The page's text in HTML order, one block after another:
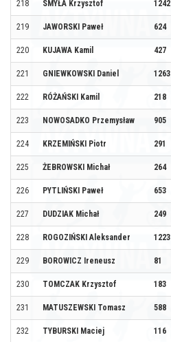
218 SMYŁA Krzysztof 1242
219 JAWORSKI Paweł 624
220 KUJAWA Kamil 427
221 GNIEWKOWSKI Daniel 1263
222 RÓŻAŃSKI Kamil 218
223 NOWOSADKO Przemysław 905
224 KRZEMIŃSKI Piotr 291
225 ŻEBROWSKI Michał 264
226 PYTLIŃSKI Paweł 653
227 DUDZIAK Michał 249
228 ROGOZIŃSKI Aleksander 1223
229 BOROWICZ Ireneusz 81
230 TOMCZAK Krzysztof 183
231 MATUSZEWSKI Tomasz 588
232 TYBURSKI Maciej 116